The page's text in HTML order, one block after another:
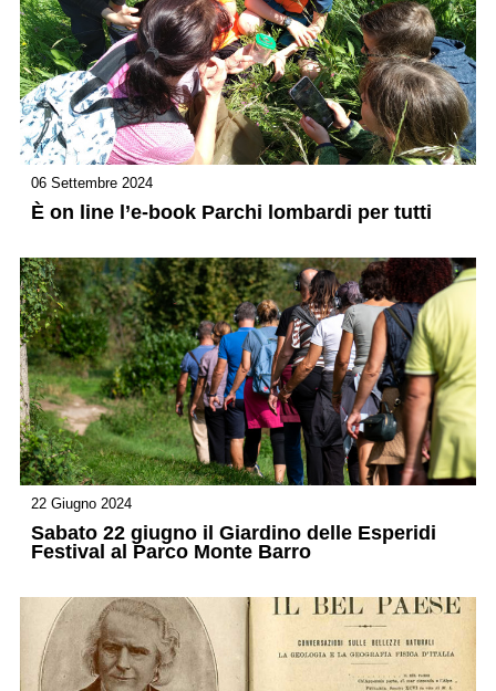
06 Settembre 2024
È on line l’e-book Parchi lombardi per tutti
22 Giugno 2024
Sabato 22 giugno il Giardino delle Esperidi
Festival al Parco Monte Barro